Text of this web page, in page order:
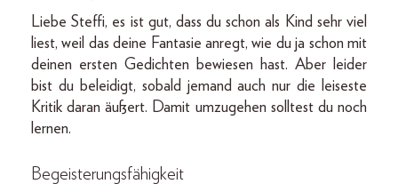
Liebe Steffi, es ist gut, dass du schon als Kind sehr viel
liest, weil das deine Fantasie anregt, wie du ja schon mit
deinen ersten Gedichten bewiesen hast. Aber leider
bist du beleidigt, sobald jemand auch nur die leiseste
Kritik daran äußert. Damit umzugehen solltest du noch
lernen.
Begeisterungsfähigkeit